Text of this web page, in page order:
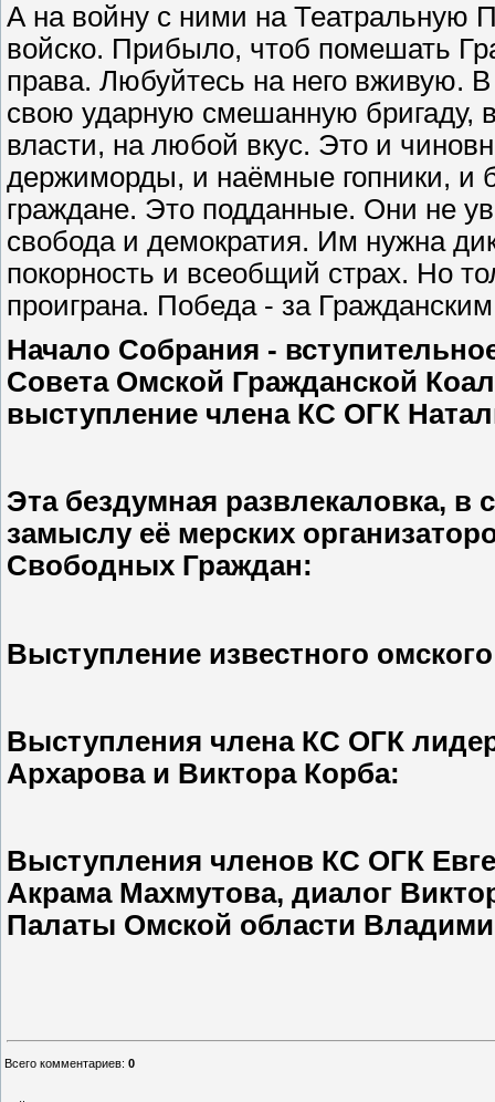
А на войну с ними на Театральную
войско. Прибыло, чтоб помешать
права. Любуйтесь на него вживую.
свою ударную смешанную бригаду,
власти, на любой вкус. Это и
держиморды, и наёмные гопники, и
граждане. Это подданные. Они не
свобода и демократия. Им нужна
покорность и всеобщий страх. Но
проиграна. Победа - за
Начало Собрания -
Совета Омской Гражданской
выступление члена КС ОГК
Эта бездумная развлекаловка,
замыслу её мерских
Свободных Граждан:
Выступление известного
Выступления члена КС ОГК
Архарова и Виктора Корба:
Выступления членов КС ОГК
Акрама Махмутова, диалог
Палаты Омской области
Всего комментариев: 0